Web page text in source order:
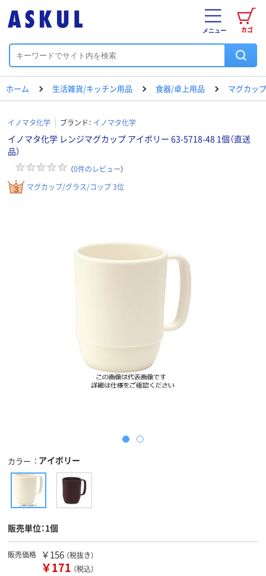
カゴ
メニュー
ホーム 生活雑貨/キッチン用品 食器/卓上用品 マグカッ
イノマタ化学 ブランド： イノマタ化学
イノマタ化学 レンジマグカップ アイボリー 63-5718-48 1個（直送
品）
（0件のレビュー）
マグカップ/グラス/コップ 3位
カラー アイボリー
販売単位：1個
販売価格 ￥156 （税抜き）
￥171 （税込）